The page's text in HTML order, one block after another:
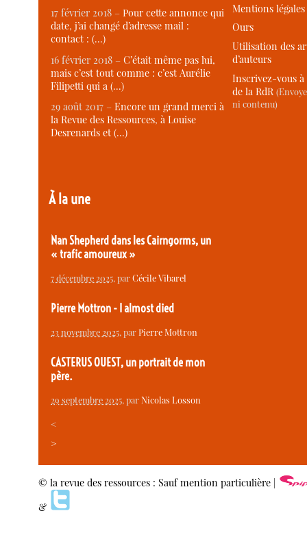
17 février 2018 –Pour cette annonce qui
date, j’ai changé d’adresse mail :
contact : (…)
16 février 2018 –C’était même pas lui,
mais c’est tout comme : c’est Aurélie
Filipetti qui a (…)
29 août 2017 –Encore un grand merci à
la Revue des Ressources, à Louise
Desrenards et (…)
À la une
Nan Shepherd dans les Cairngorms, un
« trafic amoureux »
7 décembre 2025, parCécile Vibarel
Pierre Mottron - I almost died
23 novembre 2025, parPierre Mottron
CASTERUS OUEST, un portrait de mon
père.
29 septembre 2025, parNicolas Losson
<
>
Mentions légales
Ours
Utilisation des
d’auteurs
Inscrivez-vous
de la RdR
ni contenu)
© la revue des ressources : Sauf mention particulière |
&